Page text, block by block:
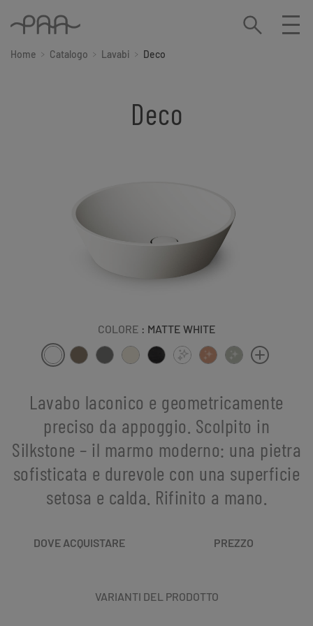
Home Catalogo Lavabi Deco
Deco
COLORE : MATTE WHITE
Lavabo laconico e geometricamente
preciso da appoggio. Scolpito in
Silkstone – il marmo moderno: una pietra
sofisticata e durevole con una superficie
setosa e calda. Rifinito a mano.
DOVE ACQUISTARE PREZZO
VARIANTI DEL PRODOTTO